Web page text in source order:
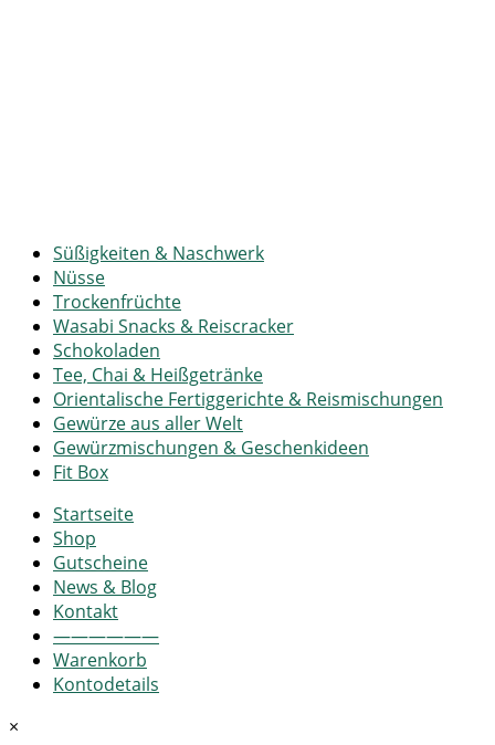
Süßigkeiten & Naschwerk
Nüsse
Trockenfrüchte
Wasabi Snacks & Reiscracker
Schokoladen
Tee, Chai & Heißgetränke
Orientalische Fertiggerichte & Reismischungen
Gewürze aus aller Welt
Gewürzmischungen & Geschenkideen
Fit Box
Startseite
Shop
Gutscheine
News & Blog
Kontakt
——————
Warenkorb
Kontodetails
×